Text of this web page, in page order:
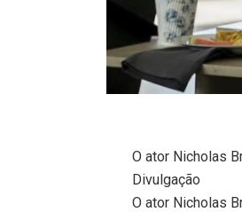
O ator Nicholas
Divulgação
O ator Nicholas